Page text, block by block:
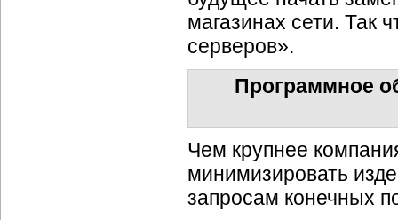
магазинах сети. Так
серверов».
Программное
Чем крупнее
минимизировать
запросам конечных